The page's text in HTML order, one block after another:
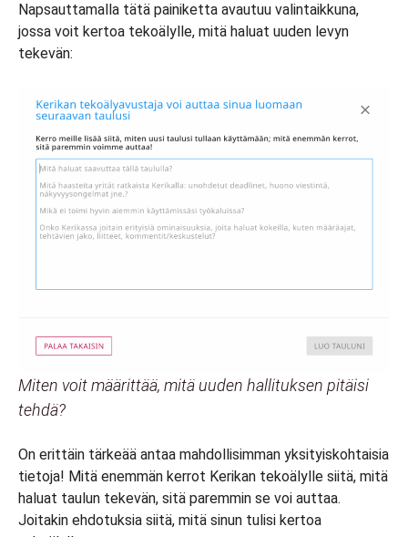
Napsauttamalla tätä painiketta avautuu valintaikkuna,
jossa voit kertoa tekoälylle, mitä haluat uuden levyn
tekevän:
Miten voit määrittää, mitä uuden hallituksen pitäisi
tehdä?
On erittäin tärkeää antaa mahdollisimman yksityiskohtaisia
tietoja! Mitä enemmän kerrot Kerikan tekoälylle siitä, mitä
haluat taulun tekevän, sitä paremmin se voi auttaa.
Joitakin ehdotuksia siitä, mitä sinun tulisi kertoa